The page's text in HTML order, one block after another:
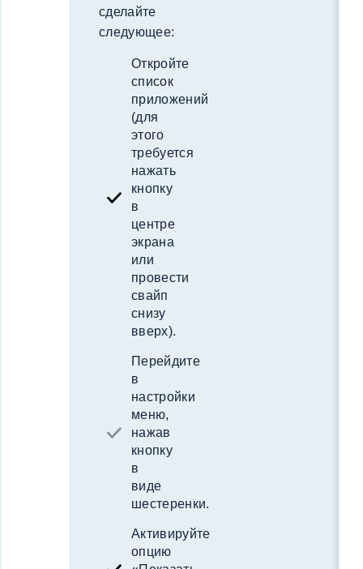
сделайте
следующее:
Откройте
список
приложений
(для
этого
требуется
нажать
кнопку
в
центре
экрана
или
провести
свайп
снизу
вверх).
Перейдите
в
настройки
меню,
нажав
кнопку
в
виде
шестеренки.
Активируйте
опцию